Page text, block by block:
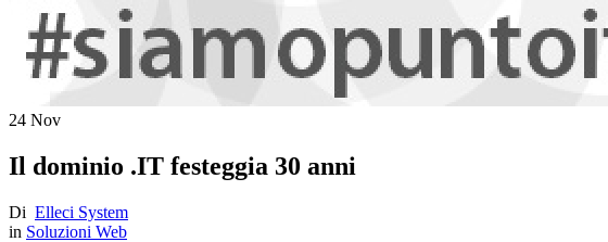
24 Nov
Il dominio .IT festeggia 30 anni
Di Elleci System
in Soluzioni Web